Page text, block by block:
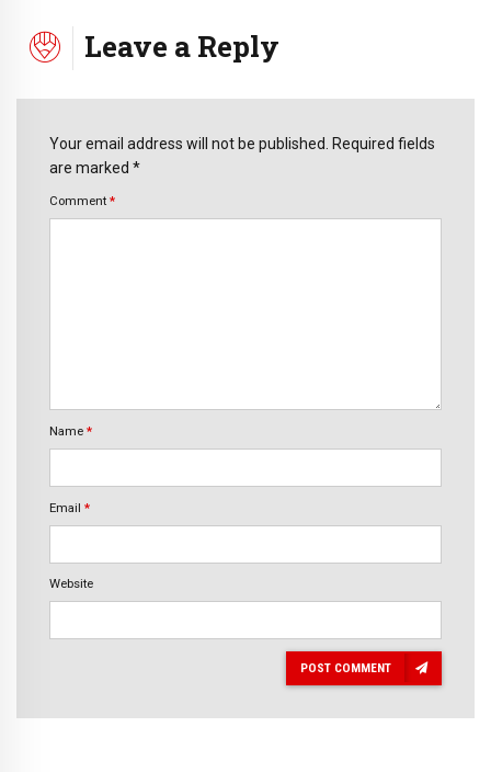
Leave a Reply
Your email address will not be published. Required fields
are marked *
Comment *
Name *
Email *
Website
POST COMMENT